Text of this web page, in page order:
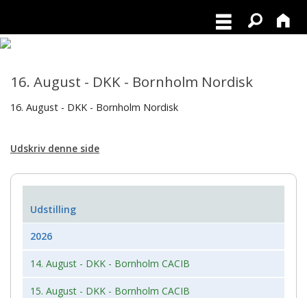
16. August - DKK - Bornholm Nordisk
16. August - DKK - Bornholm Nordisk
Udskriv denne side
Udstilling
2026
14. August - DKK - Bornholm CACIB
15. August - DKK - Bornholm CACIB